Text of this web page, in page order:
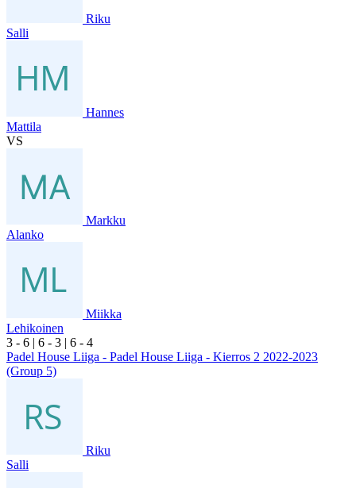
Riku
Salli
Hannes
Mattila
VS
Markku
Alanko
Miikka
Lehikoinen
3 - 6 | 6 - 3 | 6 - 4
Padel House Liiga - Padel House Liiga - Kierros 2 2022-2023
(Group 5)
Riku
Salli